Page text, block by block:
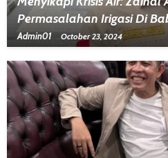
Permasalahan Irigasi Di
Admin01 October 23, 2024